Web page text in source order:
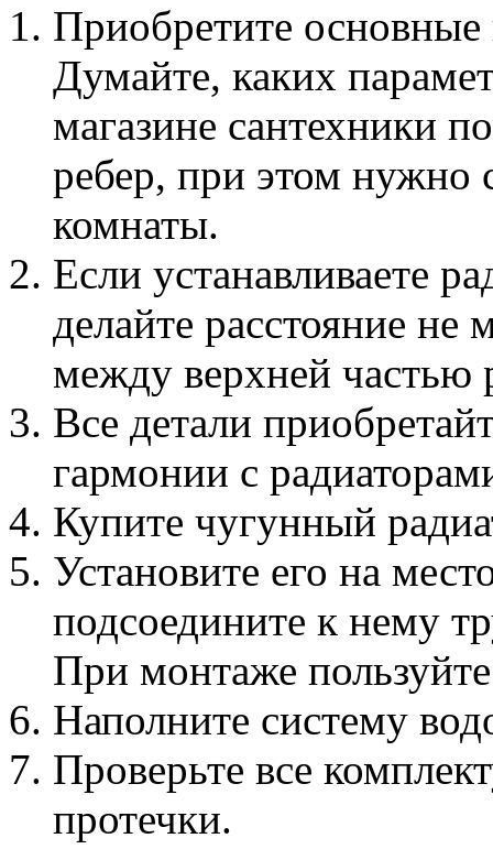
Приобретите основные
Думайте, каких
магазине сантехники
ребер, при этом нужно
комнаты.
Если устанавливаете
делайте расстояние не
между верхней частью
Все детали
гармонии с
Купите чугунный
Установите его на
подсоедините к нему
При монтаже
Наполните систему
Проверьте все
протечки.